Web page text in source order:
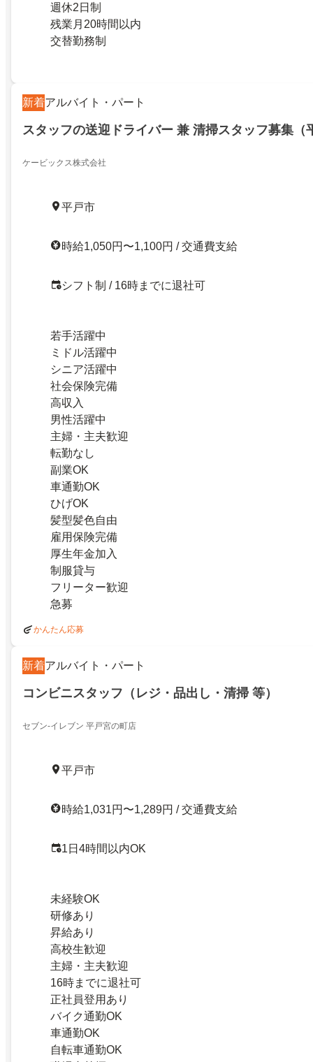
週休2日制
残業月20時間以内
交替勤務制
新着アルバイト・パート
スタッフの送迎ドライバー 兼 清掃スタッフ募集（
ケービックス株式会社
平戸市
時給1,050円〜1,100円 / 交通費支給
シフト制 / 16時までに退社可
若手活躍中
ミドル活躍中
シニア活躍中
社会保険完備
高収入
男性活躍中
主婦・主夫歓迎
転勤なし
副業OK
車通勤OK
ひげOK
髪型髪色自由
雇用保険完備
厚生年金加入
制服貸与
フリーター歓迎
急募
かんたん応募
新着アルバイト・パート
コンビニスタッフ（レジ・品出し・清掃 等）
セブン-イレブン 平戸宮の町店
平戸市
時給1,031円〜1,289円 / 交通費支給
1日4時間以内OK
未経験OK
研修あり
昇給あり
高校生歓迎
主婦・主夫歓迎
16時までに退社可
正社員登用あり
バイク通勤OK
車通勤OK
自転車通勤OK